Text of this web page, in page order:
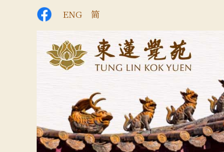
ENG 简